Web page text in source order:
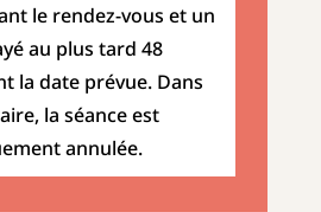
le rendez-vous et un
au plus tard 48
la date prévue. Dans
la séance est
annulée.